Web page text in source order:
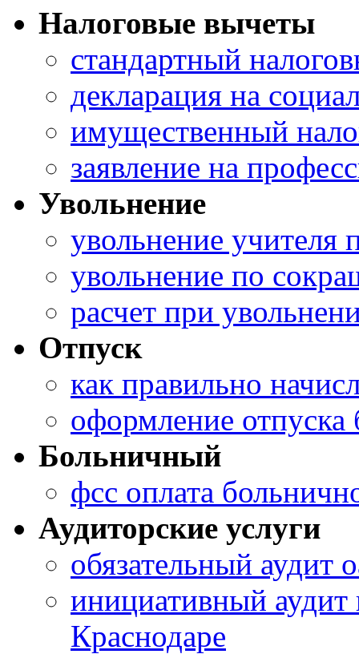
Налоговые вычеты
стандартный
декларация на
имущественный
заявление на
Увольнение
увольнение
увольнение по
расчет при
Отпуск
как правильно
оформление отпуска
Больничный
фсс оплата
Аудиторские услуги
обязательный аудит
инициативный
Краснодаре